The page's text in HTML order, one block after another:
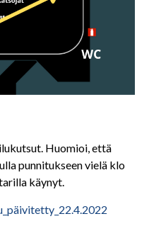
Huomioi, että
punnitukseen vielä klo
käynyt.